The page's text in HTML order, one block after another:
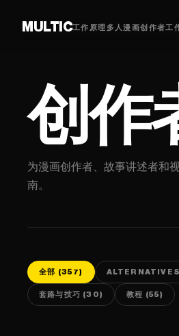
MULTIC工作原理 多人漫画创作者工
创作
为漫画创作者、故事讲述者和
南。
全部 (357)
套路与技巧 (30) 教程 (55)